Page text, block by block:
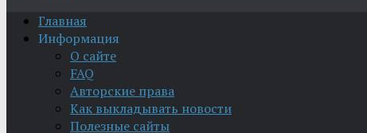
Главная
Информация
О сайте
FAQ
Авторские права
Как выкладывать новости
Полезные сайты